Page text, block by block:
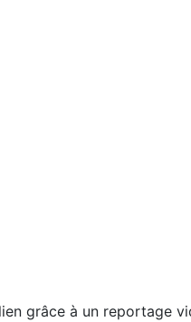
grâce à un reportage